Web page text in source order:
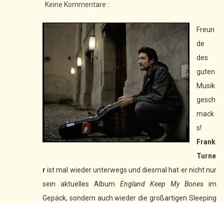
Keine Kommentare :
Freun
de
des
guten
Musik
gesch
mack
s!
Frank
Turne
r ist mal wieder unterwegs und diesmal hat er nicht nur
sein aktuelles Album England Keep My Bones im
Gepäck, sondern auch wieder die großartigen Sleeping